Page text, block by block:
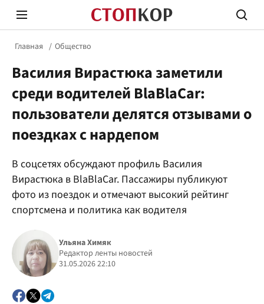
Стоп Политической Коррупции
Политика
Главная Общество
Василия Вирастюка заметили
среди водителей BlaBlaCar:
пользователи делятся отзывами о
поездках с нардепом
В соцсетях обсуждают профиль Василия
Вирастюка в BlaBlaCar. Пассажиры публикуют
фото из поездок и отмечают высокий рейтинг
спортсмена и политика как водителя
Ульяна Химяк
Редактор ленты новостей
31.05.2026 22:10